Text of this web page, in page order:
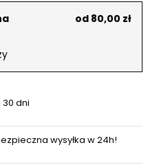
od 80,00 zł
30 dni
wysyłka w 24h!